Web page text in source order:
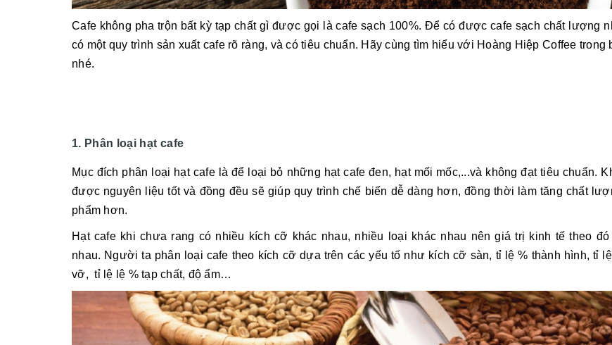
Cafe không pha trộn bất kỳ tạp chất gì được gọi là cafe sạch 100%. Để có được cafe sạch chất lượng
có một quy trình sản xuất cafe rõ ràng, và có tiêu chuẩn. Hãy cùng tìm hiểu với Hoàng Hiệp Coffee trong
nhé.
1. Phân loại hạt cafe
Mục đích phân loại hạt cafe là để loại bỏ những hạt cafe đen, hạt mối mốc,...và không đạt tiêu chuẩn.
được nguyên liệu tốt và đồng đều sẽ giúp quy trình chế biến dễ dàng hơn, đồng thời làm tăng chất
phẩm hơn.
Hạt cafe khi chưa rang có nhiều kích cỡ khác nhau, nhiều loại khác nhau nên giá trị kinh tế theo đó
nhau. Người ta phân loại cafe theo kích cỡ dựa trên các yếu tố như kích cỡ sàn, tỉ lệ % thành hình, tỉ
vỡ, tỉ lệ lệ % tạp chất, độ ẩm…